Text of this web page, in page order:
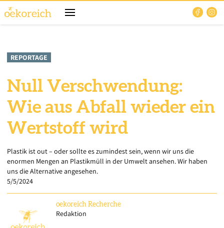
REPORTAGE
Null Verschwendung:
Wie aus Abfall wieder ein
Wertstoff wird
Plastik ist out – oder sollte es zumindest sein, wenn wir uns die
enormen Mengen an Plastikmüll in der Umwelt ansehen. Wir haben
uns die Alternative angesehen.
5/5/2024
oekoreich Recherche
Redaktion